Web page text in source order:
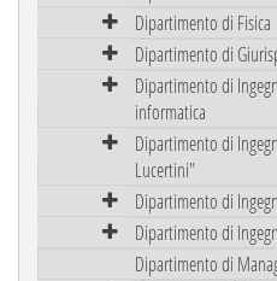
Dipartimento di Fisica
Dipartimento di
Dipartimento di
informatica
Dipartimento di
Lucertini"
Dipartimento di
Dipartimento di
Dipartimento di